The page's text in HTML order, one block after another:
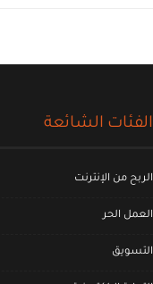
الفئات الشائعة
الربح من الإنترنت
العمل الحر
التسويق